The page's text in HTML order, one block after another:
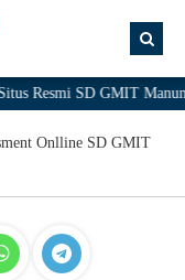
Resmi SD GMIT
Onlline SD GMIT